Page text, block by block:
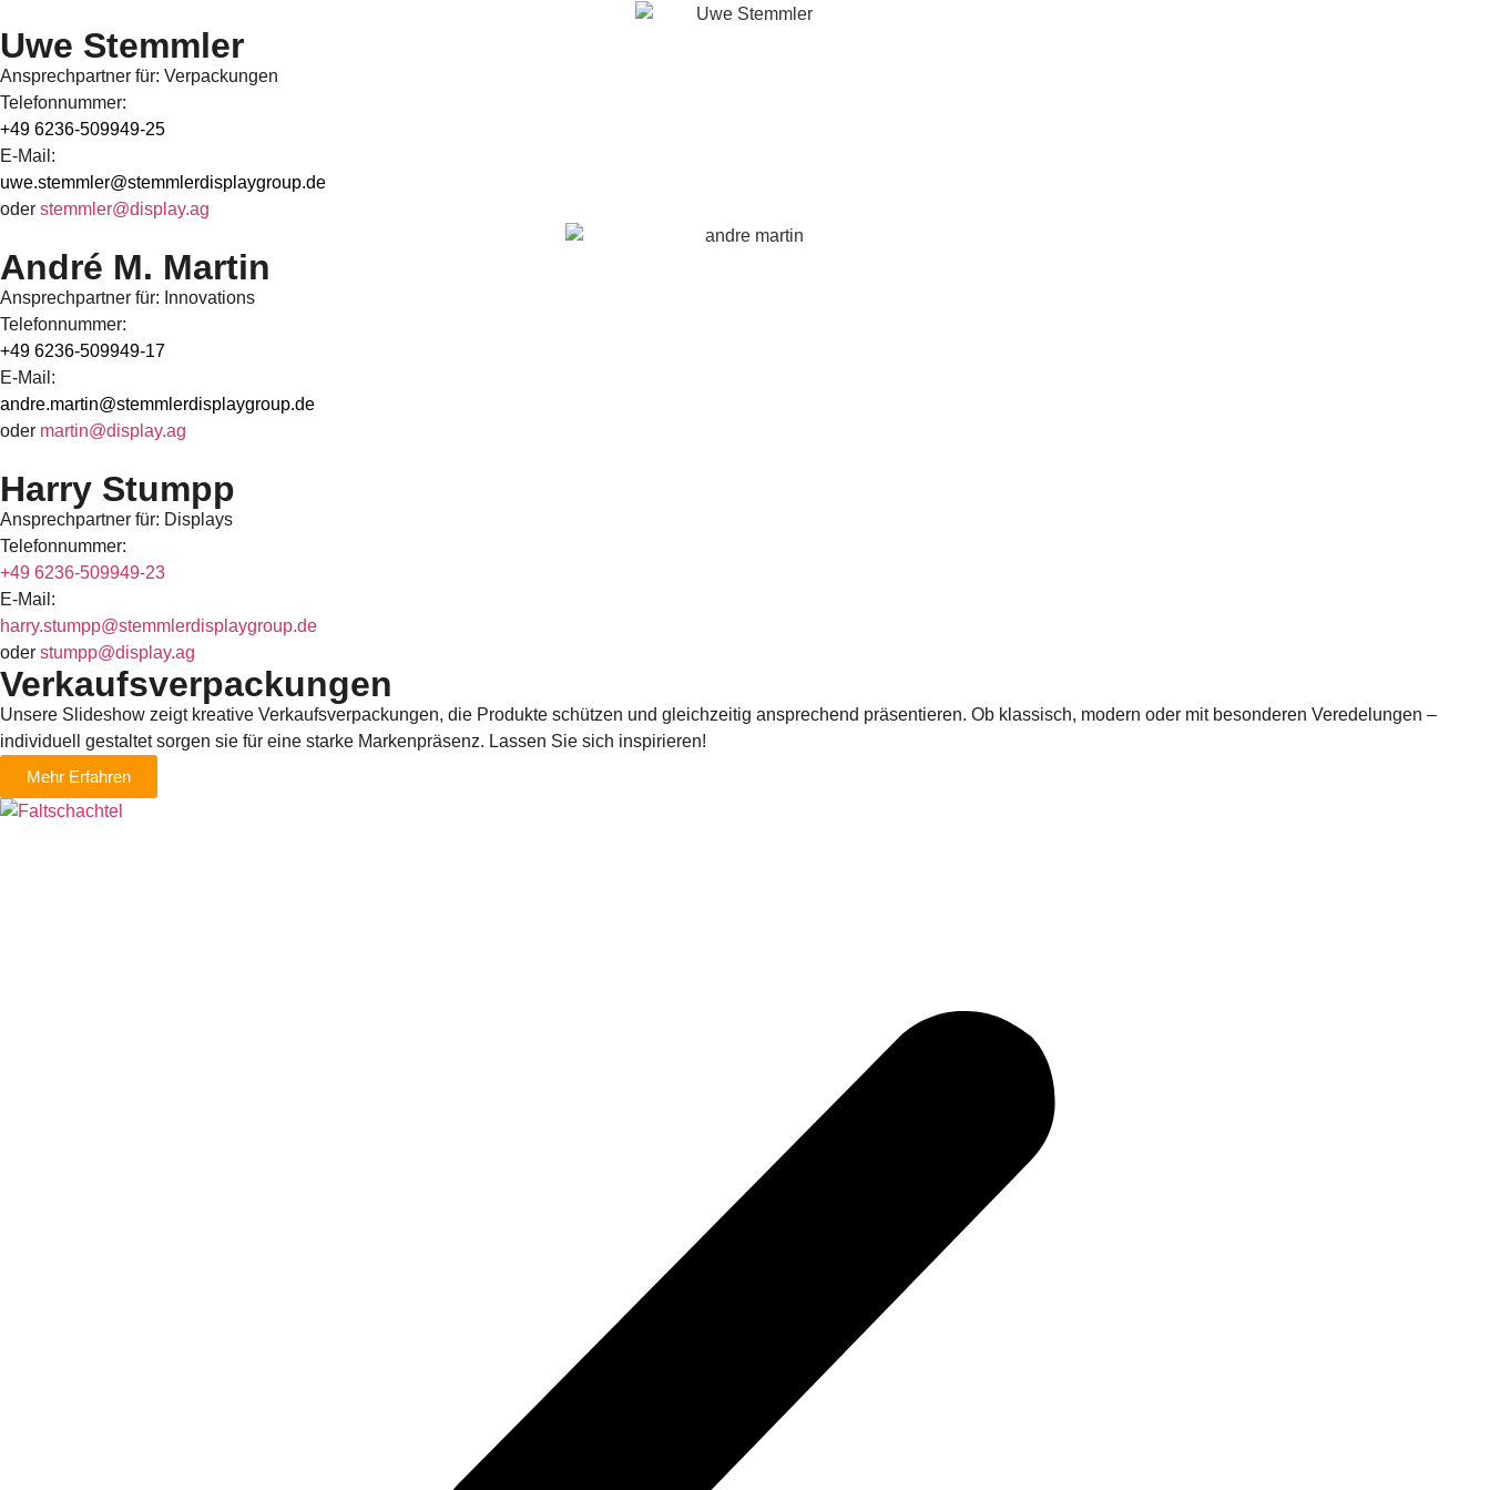
Uwe Stemmler
Ansprechpartner für: Verpackungen
Telefonnummer:
+49 6236-509949-25
E-Mail:
uwe.stemmler@stemmlerdisplaygroup.de
oder stemmler@display.ag
André M. Martin
Ansprechpartner für: Innovations
Telefonnummer:
+49 6236-509949-17
E-Mail:
andre.martin@stemmlerdisplaygroup.de
oder martin@display.ag
Harry Stumpp
Ansprechpartner für: Displays
Telefonnummer:
+49 6236-509949-23
E-Mail:
harry.stumpp@stemmlerdisplaygroup.de
oder stumpp@display.ag
Verkaufsverpackungen
Unsere Slideshow zeigt kreative Verkaufsverpackungen, die Produkte schützen und gleichzeitig ansprechend präsentieren. Ob klassisch, modern oder mit besonderen Veredelungen –
individuell gestaltet sorgen sie für eine starke Markenpräsenz. Lassen Sie sich inspirieren!
Mehr Erfahren